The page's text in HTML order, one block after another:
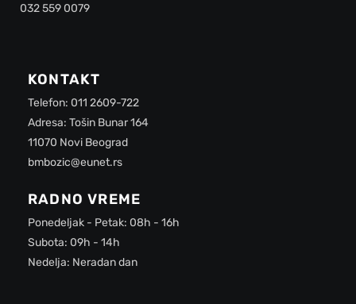
032 559 0079
KONTAKT
Telefon: 011 2609-722
Adresa: Tošin Bunar 164
11070 Novi Beograd
bmbozic@eunet.rs
RADNO VREME
Ponedeljak - Petak: 08h - 16h
Subota: 09h - 14h
Nedelja: Neradan dan